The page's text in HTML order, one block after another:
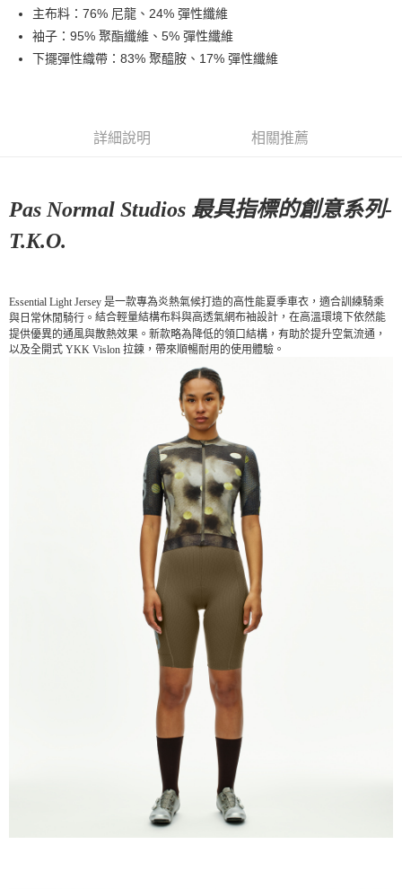
7-11店到店
每筆NT$80，滿NT$10,000(含以上)免運費
主布料：76% 尼龍、24% 彈性纖維
袖子：95% 聚酯纖維、5% 彈性纖維
下擺彈性織帶：83% 聚醯胺、17% 彈性纖維
詳細說明 相關推薦
Pas Normal Studios 最具指標的創意系列-
T.K.O.
Essential Light Jersey 是一款專為炎熱氣候打造的高性能夏季車衣，適合訓練騎乘
與日常休閒騎行。 結合輕量結構布料與高透氣網布袖設計，在高溫環境下依然能
提供優異的通風與散熱效果。新款略為降低的領口結構，有助於提升空氣流通，
以及全開式 YKK Vislon 拉鍊，帶來順暢耐用的使用體驗。